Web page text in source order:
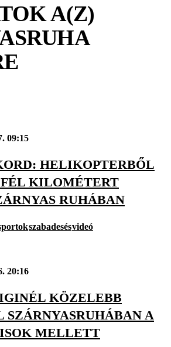
A(Z)
09:15
HELIKOPTERBŐL
FÉL KILOMÉTERT
RUHÁBAN
szabadesésvideó
20:16
KÖZELEBB
SZÁRNYASRUHÁBAN A
MELLETT